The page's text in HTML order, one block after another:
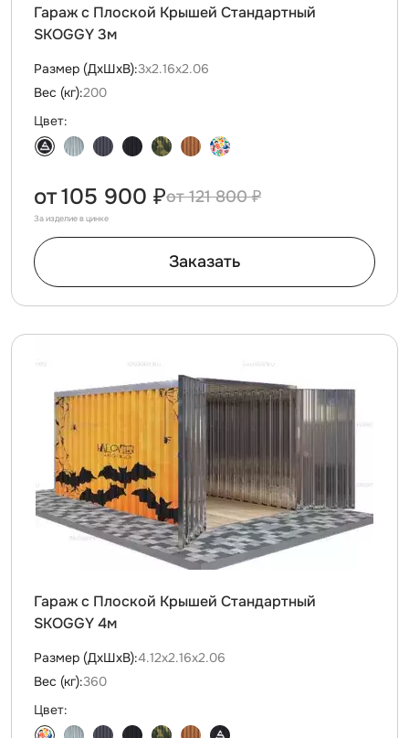
Гараж с Плоской Крышей Стандартный
SKOGGY 3м
Размер (ДxШxВ):3х2.16х2.06
Вес (кг):200
Цвет:
121 800 ₽
от105 900 ₽
За изделие в цинке
Заказать
Гараж с Плоской Крышей Стандартный
SKOGGY 4м
Размер (ДxШxВ):4.12х2.16х2.06
Вес (кг):360
Цвет: